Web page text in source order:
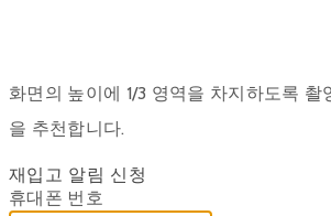
화면의 높이에 1/3 영역을 차지하도록 촬
을 추천합니다.
재입고 알림 신청
휴대폰 번호